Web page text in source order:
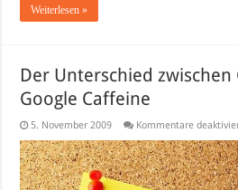
Weiterlesen »
Der Unterschied zwischen
Google Caffeine
5. November 2009 Kommentare